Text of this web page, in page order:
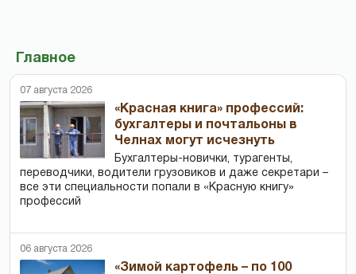
Главное
07 августа 2026
«Красная книга» профессий:
бухгалтеры и почтальоны в
Челнах могут исчезнуть
Бухгалтеры-новички, тур­агенты,
переводчики, водители грузовиков и даже секретари –
все эти специальности попали в «Красную книгу»
профессий
06 августа 2026
«Зимой картофель – по 100